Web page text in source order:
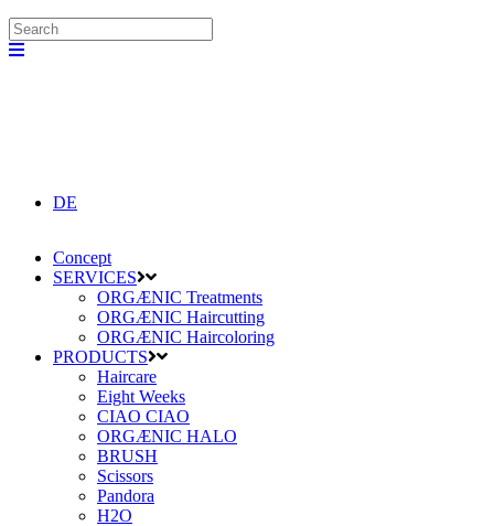
DE
Concept
SERVICES
ORGÆNIC Treatments
ORGÆNIC Haircutting
ORGÆNIC Haircoloring
PRODUCTS
Haircare
Eight Weeks
CIAO CIAO
ORGÆNIC HALO
BRUSH
Scissors
Pandora
H2O